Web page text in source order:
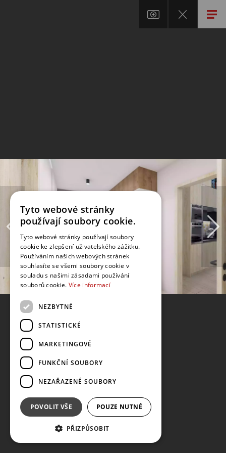
Tyto webové stránky
používají soubory cookie.
Tyto webové stránky používají soubory
cookie ke zlepšení uživatelského zážitku.
Používáním našich webových stránek
souhlasíte se všemi soubory cookie v
souladu s našimi zásadami používání
souborů cookie. Více informací
NEZBYTNÉ
STATISTICKÉ
MARKETINGOVÉ
FUNKČNÍ SOUBORY
NEZAŘAZENÉ SOUBORY
POVOLIT VŠE POUZE NUTNÉ
PŘIZPŮSOBIT